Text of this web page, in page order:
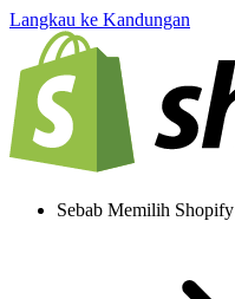
Langkau ke Kandungan
Sebab Memilih Shopify